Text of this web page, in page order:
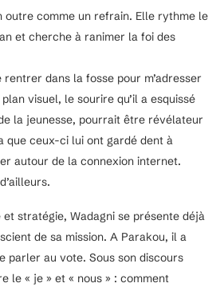
outre comme un refrain. Elle rythme le
et cherche à ranimer la foi des
rentrer dans la fosse pour m’adresser
visuel, le sourire qu’il a esquissé
la jeunesse, pourrait être révélateur
que ceux-ci lui ont gardé dent à
autour de la connexion internet.
stratégie, Wadagni se présente déjà
de sa mission. A Parakou, il a
parler au vote. Sous son discours
le « je » et « nous » : comment